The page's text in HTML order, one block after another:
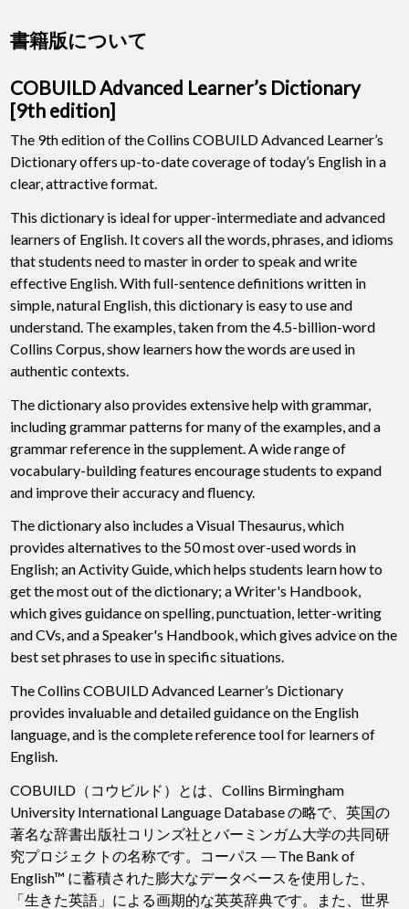
書籍版について
COBUILD Advanced Learner’s Dictionary
[9th edition]
The 9th edition of the Collins COBUILD Advanced Learner’s
Dictionary offers up-to-date coverage of today’s English in a
clear, attractive format.
This dictionary is ideal for upper-intermediate and advanced
learners of English. It covers all the words, phrases, and idioms
that students need to master in order to speak and write
effective English. With full-sentence definitions written in
simple, natural English, this dictionary is easy to use and
understand. The examples, taken from the 4.5-billion-word
Collins Corpus, show learners how the words are used in
authentic contexts.
The dictionary also provides extensive help with grammar,
including grammar patterns for many of the examples, and a
grammar reference in the supplement. A wide range of
vocabulary-building features encourage students to expand
and improve their accuracy and fluency.
The dictionary also includes a Visual Thesaurus, which
provides alternatives to the 50 most over-used words in
English; an Activity Guide, which helps students learn how to
get the most out of the dictionary; a Writer's Handbook,
which gives guidance on spelling, punctuation, letter-writing
and CVs, and a Speaker's Handbook, which gives advice on the
best set phrases to use in specific situations.
The Collins COBUILD Advanced Learner’s Dictionary
provides invaluable and detailed guidance on the English
language, and is the complete reference tool for learners of
English.
COBUILD（コウビルド）とは、Collins Birmingham
University International Language Database の略で、英国の
著名な辞書出版社コリンズ社とバーミンガム大学の共同研
究プロジェクトの名称です。コーパス ― The Bank of
English™ に蓄積された膨大なデータベースを使用した、
「生きた英語」による画期的な英英辞典です。また、世界